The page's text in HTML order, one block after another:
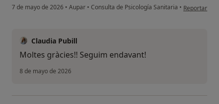
7 de mayo de 2026 • Aupar • Consulta de Psicología Sanitaria • en opinión
Reportar
Claudia Pubill
Moltes gràcies!! Seguim endavant!
8 de mayo de 2026